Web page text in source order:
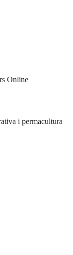
Online
i permacultura